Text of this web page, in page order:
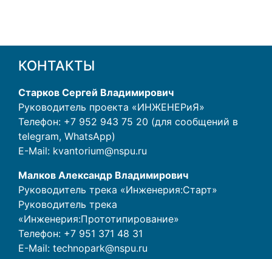
КОНТАКТЫ
Старков Сергей Владимирович
Руководитель проекта «ИНЖЕНЕРиЯ»
Телефон: +7 952 943 75 20 (для сообщений в
telegram, WhatsApp)
E-Mail: kvantorium@nspu.ru
Малков Александр Владимирович
Руководитель трека «Инженерия:Старт»
Руководитель трека
«Инженерия:Прототипирование»
Телефон: +7 951 371 48 31
E-Mail: technopark@nspu.ru